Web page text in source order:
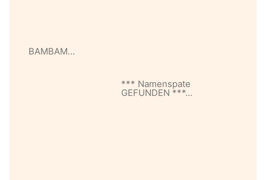
BAMBAM…
*** Namenspate
GEFUNDEN ***…